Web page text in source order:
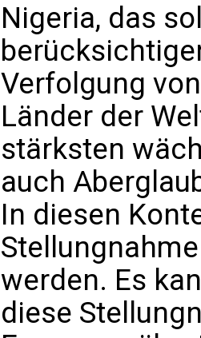
Nigeria, das
Verfolgung
Länder der
stärksten
auch
In diesen
werden. Es
diese